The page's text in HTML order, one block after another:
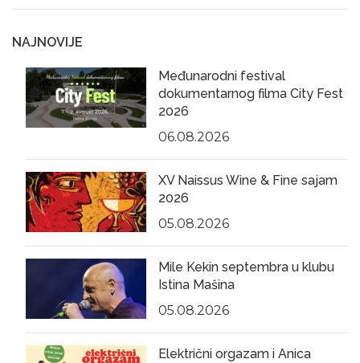
NAJNOVIJE
Međunarodni festival
dokumentarnog filma City Fest
2026
06.08.2026
XV Naissus Wine & Fine sajam
2026
05.08.2026
Mile Kekin septembra u klubu
Istina Mašina
05.08.2026
Električni orgazam i Anica